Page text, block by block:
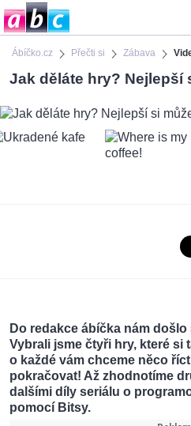
Ábíčko.cz Přečti si Zábava
Jak děláte hry? Nejlepší
Do redakce ábíčka nám došlo
Vybrali jsme čtyři hry, které si
o každé vám chceme něco
pokračovat! Až zhodnotíme
dalšími díly seriálu o
pomocí Bitsy.